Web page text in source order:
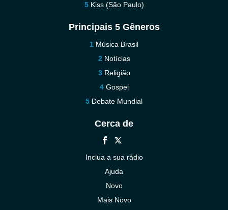
Kiss (São Paulo)
Principais 5 Gêneros
Música Brasil
Notícias
Religião
Gospel
Debate Mundial
Cerca de
Inclua a sua rádio
Ajuda
Novo
Mais Novo